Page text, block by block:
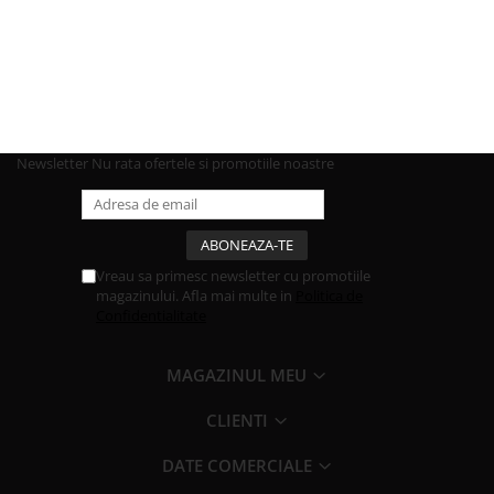
Newsletter Nu rata ofertele si promotiile noastre
Vreau sa primesc newsletter cu promotiile
magazinului. Afla mai multe in
MAGAZINUL MEU
CLIENTI
DATE COMERCIALE